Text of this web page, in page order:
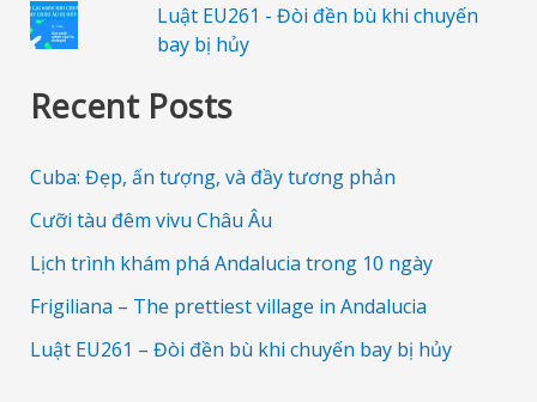
Luật EU261 - Đòi đền bù khi chuyến
bay bị hủy
Recent Posts
Cuba: Đẹp, ấn tượng, và đầy tương phản
Cưỡi tàu đêm vivu Châu Âu
Lịch trình khám phá Andalucia trong 10 ngày
Frigiliana – The prettiest village in Andalucia
Luật EU261 – Đòi đền bù khi chuyến bay bị hủy